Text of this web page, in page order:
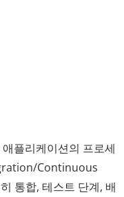
플리케이션의 프로세
Continuous
통합, 테스트 단계, 배